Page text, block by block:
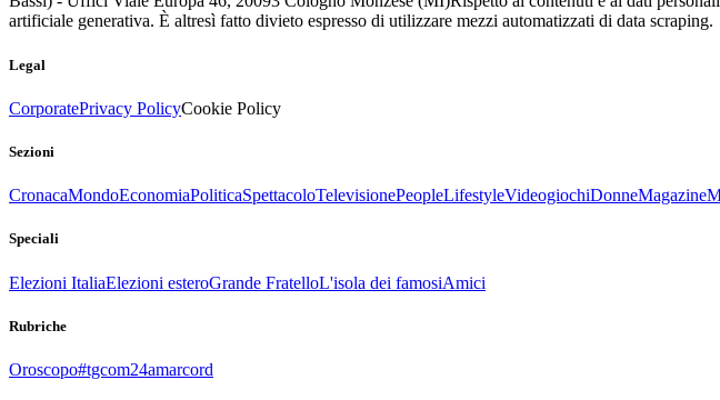
artificiale generativa. È altresì fatto divieto espresso di utilizzare mezzi automatizzati di data scraping.
Legal
CorporatePrivacy PolicyCookie Policy
Sezioni
CronacaMondoEconomiaPoliticaSpettacoloTelevisionePeopleLifestyleVideogiochiDonneMagazine
Speciali
Elezioni ItaliaElezioni esteroGrande FratelloL'isola dei famosiAmici
Rubriche
Oroscopo#tgcom24amarcord